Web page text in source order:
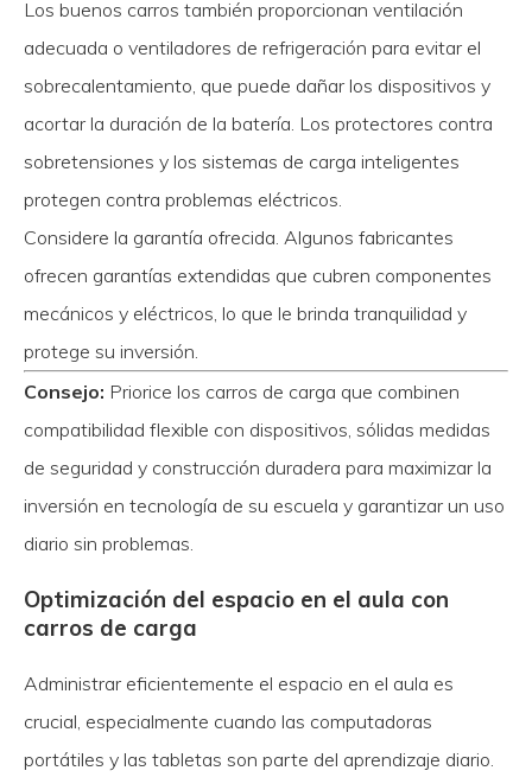
Los buenos carros también proporcionan ventilación
adecuada o ventiladores de refrigeración para evitar el
sobrecalentamiento, que puede dañar los dispositivos y
acortar la duración de la batería. Los protectores contra
sobretensiones y los sistemas de carga inteligentes
protegen contra problemas eléctricos.
Considere la garantía ofrecida. Algunos fabricantes
ofrecen garantías extendidas que cubren componentes
mecánicos y eléctricos, lo que le brinda tranquilidad y
protege su inversión.
Consejo: Priorice los carros de carga que combinen
compatibilidad flexible con dispositivos, sólidas medidas
de seguridad y construcción duradera para maximizar la
inversión en tecnología de su escuela y garantizar un uso
diario sin problemas.
Optimización del espacio en el aula con
carros de carga
Administrar eficientemente el espacio en el aula es
crucial, especialmente cuando las computadoras
portátiles y las tabletas son parte del aprendizaje diario.